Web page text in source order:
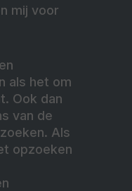
mij voor
als het om
Ook dan
van de
Als
opzoeken